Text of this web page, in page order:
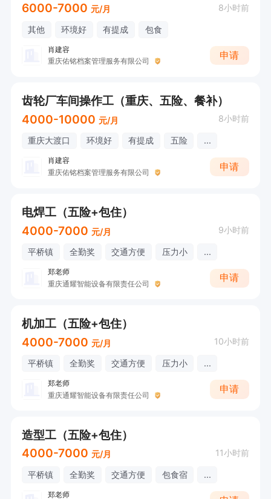
6000-7000 元/月 8小时前
其他 环境好 有提成 包食
肖建容
重庆佑铭档案管理服务有限公司
申请
齿轮厂车间操作工（重庆、五险、餐补）
4000-10000 元/月 8小时前
重庆大渡口 环境好 有提成 五险 ...
肖建容
重庆佑铭档案管理服务有限公司
申请
电焊工（五险+包住）
4000-7000 元/月 9小时前
平桥镇 全勤奖 交通方便 压力小 ...
郑老师
重庆通耀智能设备有限责任公司
申请
机加工（五险+包住）
4000-7000 元/月 10小时前
平桥镇 全勤奖 交通方便 压力小 ...
郑老师
重庆通耀智能设备有限责任公司
申请
造型工（五险+包住）
4000-7000 元/月 11小时前
平桥镇 全勤奖 交通方便 包食宿 ...
郑老师